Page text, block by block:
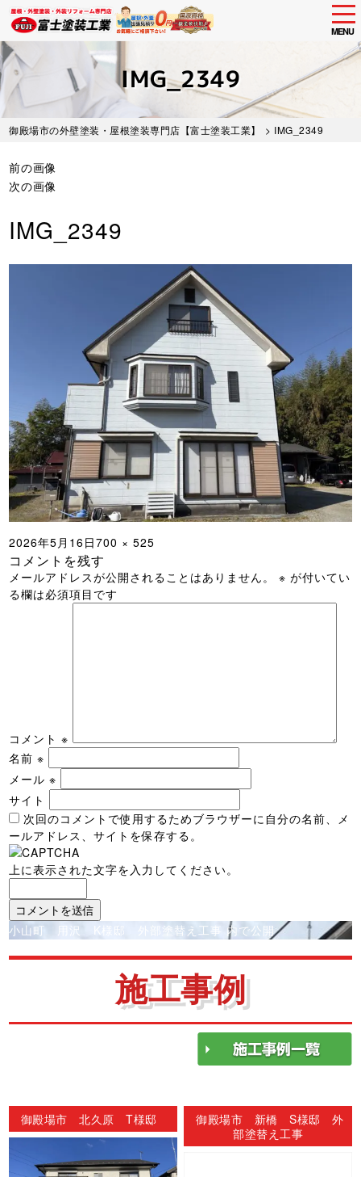
Skip
to
main
content
MENU
IMG_2349
御殿場市の外壁塗装・屋根塗装専門店【富士塗装工業】 > IMG_2349
前の画像
次の画像
IMG_2349
投
稿
日:
2026年5月16日フ
ル
サ
イ
700 × 525
コメントを残す
メールアドレスが公開されることはありません。 ※ が付いてい
る欄は必須項目です
コメント※
名前※
メール※
サイト
次回のコメントで使用するためブラウザーに自分の名前、メ
ールアドレス、サイトを保存する。
上に表示された文字を入力してください。
投
稿
ゲ
ン
小山町 用沢 K様邸 外部塗替え工事 内で公開
施工事例
御殿場市 北久原 T様邸
御殿場市 新橋 S様邸 外
部塗替え工事